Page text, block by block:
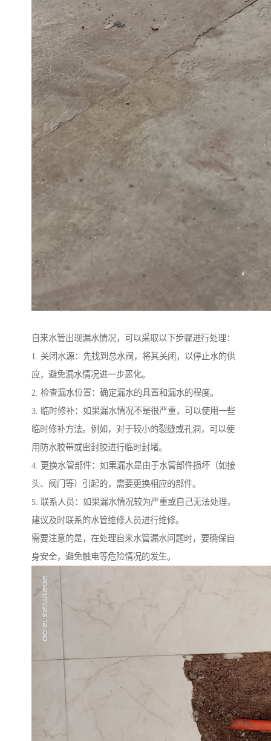
自来水管出现漏水情况，可以采取以下步骤进行处理：
1. 关闭水源：先找到总水阀，将其关闭，以停止水的供
应，避免漏水情况进一步恶化。
2. 检查漏水位置：确定漏水的具置和漏水的程度。
3. 临时修补：如果漏水情况不是很严重，可以使用一些
临时修补方法。例如，对于较小的裂缝或孔洞，可以使
用防水胶带或密封胶进行临时封堵。
4. 更换水管部件：如果漏水是由于水管部件损坏（如接
头、阀门等）引起的，需要更换相应的部件。
5. 联系人员：如果漏水情况较为严重或自己无法处理，
建议及时联系的水管维修人员进行维修。
需要注意的是，在处理自来水管漏水问题时，要确保自
身安全，避免触电等危险情况的发生。